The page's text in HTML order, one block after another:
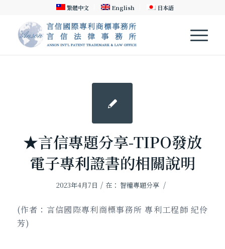
繁體中文 English 日本語
★言信專題分享-TIPO發放
電子專利證書的相關說明
2023年4月7日 / 在：智權專題分享 /
(作者：言信國際專利商標事務所 專利工程師 紀伶
芳)